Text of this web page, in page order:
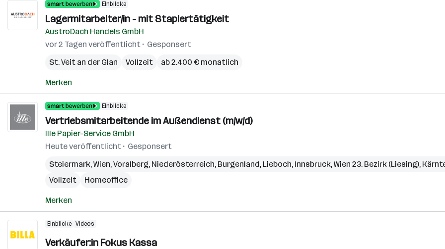
Einblicke
Lagermitarbeiter/in - mit Staplertätigkeit
AustroDach Handels GmbH
vor 2 Tagen veröffentlicht
Gesponsert
St. Veit an der Glan
Vollzeit ab 2.400 € monatlich
Merken
Einblicke
Vertriebsmitarbeitende im Außendienst (m/w/d)
Ille Papier-Service GmbH
Heute veröffentlicht
Gesponsert
Steiermark,Wien,Voralberg, Niederösterreich, Burgenland, Lieboch, Innsbruck,Wien 23. Bezirk (Liesing),
Vollzeit
Homeoffice
Merken
Einblicke Videos
Verkäufer:in Fokus Kassa